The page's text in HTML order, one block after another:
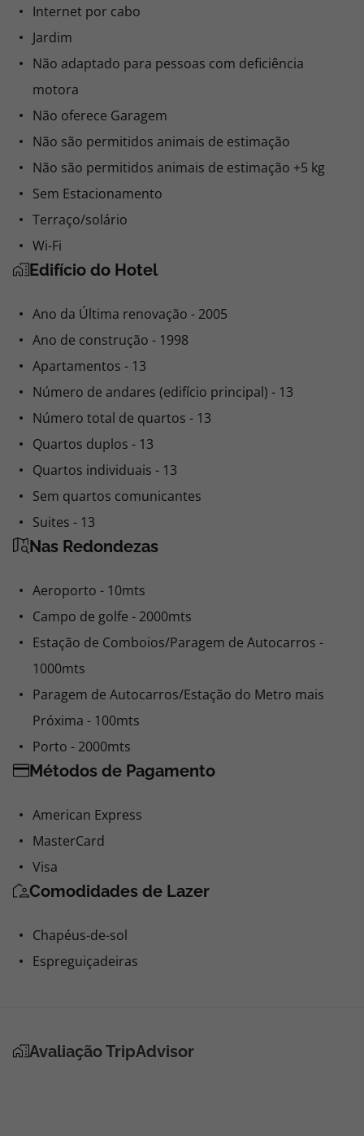
Internet por cabo
Jardim
Não adaptado para pessoas com deficiência
motora
Não oferece Garagem
Não são permitidos animais de estimação
Não são permitidos animais de estimação +5 kg
Sem Estacionamento
Terraço/solário
Wi-Fi
Edifício do Hotel
Ano da Última renovação - 2005
Ano de construção - 1998
Apartamentos - 13
Número de andares (edifício principal) - 13
Número total de quartos - 13
Quartos duplos - 13
Quartos individuais - 13
Sem quartos comunicantes
Suites - 13
Nas Redondezas
Aeroporto - 10mts
Campo de golfe - 2000mts
Estação de Comboios/Paragem de Autocarros -
1000mts
Paragem de Autocarros/Estação do Metro mais
Próxima - 100mts
Porto - 2000mts
Métodos de Pagamento
American Express
MasterCard
Visa
Comodidades de Lazer
Chapéus-de-sol
Espreguiçadeiras
Avaliação TripAdvisor